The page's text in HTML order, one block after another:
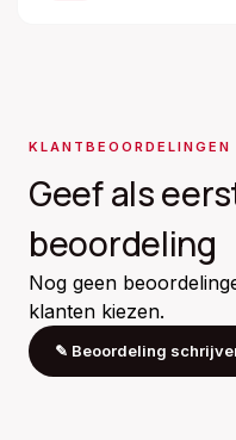
KLANTBEOORDELINGEN
Geef als
beoordeling
Nog geen
klanten kiezen.
✎ Beoordeling